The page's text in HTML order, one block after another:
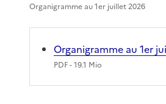
Organigramme au 1er juillet 2026
Organigramme au 1er
PDF- 19.1 Mio